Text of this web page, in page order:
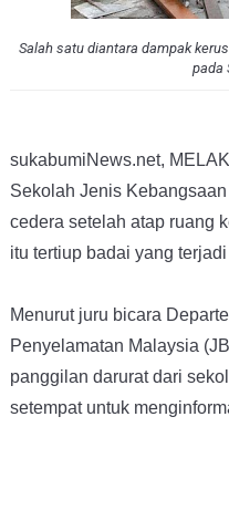
Salah satu diantara dampak
pada
sukabumiNews.net,
Sekolah Jenis
cedera setelah atap ruang
itu tertiup badai yang
Menurut juru bicara
Penyelamatan Malaysia
panggilan darurat dari
setempat untuk